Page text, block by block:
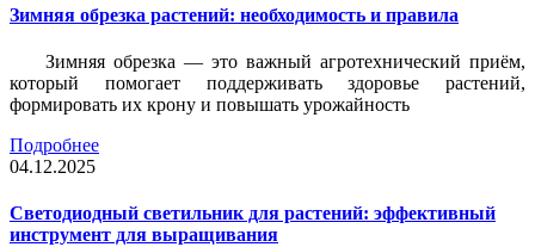
Зимняя обрезка растений: необходимость и правила
Зимняя обрезка — это важный агротехнический приём,
который помогает поддерживать здоровье растений,
формировать их крону и повышать урожайность
Подробнее
04.12.2025
Светодиодный светильник для растений: эффективный
инструмент для выращивания